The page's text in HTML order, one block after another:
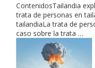
ContenidosTailandia
trata de personas en
tailandiaLa trata de
caso sobre la trata …